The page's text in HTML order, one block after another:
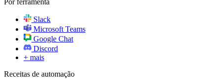
Por ferramenta
Slack
Microsoft Teams
Google Chat
Discord
+ mais
Receitas de automação